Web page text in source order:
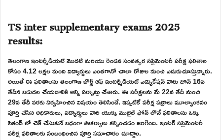
TS inter supplementary exams 2025
results:
తెలంగాణ ఇంటర్మీడియట్ మొదటి మరియు రెండవ సంవత్సర సప్లిమెంటరీ పరీక్ష ఫలితాల
కోసం 4.12 లక్షల మంది విద్యార్థులు ఎంతగానో చాలా రోజుల నుంచి ఎదురుచూస్తున్నారు.
అయితే ఈ ఫలితాలను తెలంగాణ బోర్డ్ ఆఫ్ ఇంటర్మీడియట్ ఎడ్యుకేషన్ వారు జూన్ 16వ
తేదీన విడుదల చేయడానికి అన్ని ఏర్పాట్లు చేశారు. ఈ పరీక్షలను మే 22వ తేదీ నుంచి
29వ తేదీ వరకు నిర్వహించిన విషయం తెలిసిందే. ఇప్పటికే పరీక్ష పత్రాలు మూల్యాంకనం
పూర్తి చేసిన అధికారులు, విద్యార్థులు వారి యొక్క మొబైల్ ఫోన్ లోనే ఫలితాలను ఒక్క
సెకండ్ లో చెక్ చేసుకునే విధంగా సౌకర్యాలు కల్పించడం జరిగింది. ఇంటర్ సప్లిమెంటరీ
పరీక్ష ఫలితాలకు సంబంధించిన పూర్తి సమాచారం చూద్దాం.